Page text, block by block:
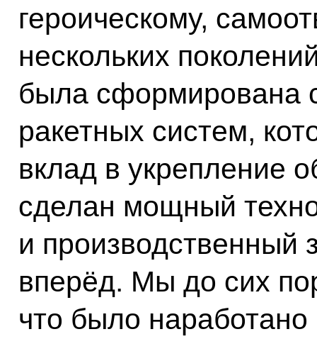
героическому,
нескольких
была сформирована
ракетных систем,
вклад в укрепление
сделан мощный
и производственный
вперёд. Мы до сих
что было наработано